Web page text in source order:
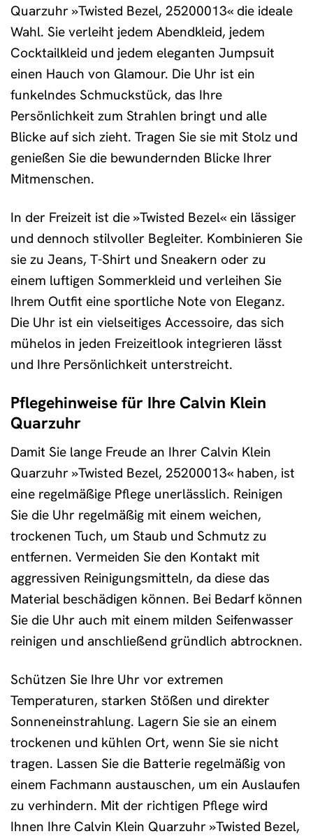
Quarzuhr »Twisted Bezel, 25200013« die ideale
Wahl. Sie verleiht jedem Abendkleid, jedem
Cocktailkleid und jedem eleganten Jumpsuit
einen Hauch von Glamour. Die Uhr ist ein
funkelndes Schmuckstück, das Ihre
Persönlichkeit zum Strahlen bringt und alle
Blicke auf sich zieht. Tragen Sie sie mit Stolz und
genießen Sie die bewundernden Blicke Ihrer
Mitmenschen.
In der Freizeit ist die »Twisted Bezel« ein lässiger
und dennoch stilvoller Begleiter. Kombinieren Sie
sie zu Jeans, T-Shirt und Sneakern oder zu
einem luftigen Sommerkleid und verleihen Sie
Ihrem Outfit eine sportliche Note von Eleganz.
Die Uhr ist ein vielseitiges Accessoire, das sich
mühelos in jeden Freizeitlook integrieren lässt
und Ihre Persönlichkeit unterstreicht.
Pflegehinweise für Ihre Calvin Klein
Quarzuhr
Damit Sie lange Freude an Ihrer Calvin Klein
Quarzuhr »Twisted Bezel, 25200013« haben, ist
eine regelmäßige Pflege unerlässlich. Reinigen
Sie die Uhr regelmäßig mit einem weichen,
trockenen Tuch, um Staub und Schmutz zu
entfernen. Vermeiden Sie den Kontakt mit
aggressiven Reinigungsmitteln, da diese das
Material beschädigen können. Bei Bedarf können
Sie die Uhr auch mit einem milden Seifenwasser
reinigen und anschließend gründlich abtrocknen.
Schützen Sie Ihre Uhr vor extremen
Temperaturen, starken Stößen und direkter
Sonneneinstrahlung. Lagern Sie sie an einem
trockenen und kühlen Ort, wenn Sie sie nicht
tragen. Lassen Sie die Batterie regelmäßig von
einem Fachmann austauschen, um ein Auslaufen
zu verhindern. Mit der richtigen Pflege wird
Ihnen Ihre Calvin Klein Quarzuhr »Twisted Bezel,